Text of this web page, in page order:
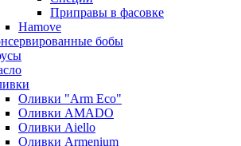
Приправы в фасовке
Hamove
бобы
Оливки "Arm Eco"
Оливки AMADO
Оливки Aiello
Оливки Armenium